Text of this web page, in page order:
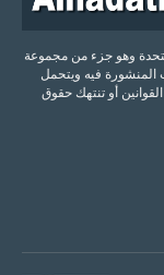
عام ٢٠١٧ في المملكة المتحدة وهو جزء من مجموعة
المنشورة فيه ويتحمل
أو تنتهك حقوق